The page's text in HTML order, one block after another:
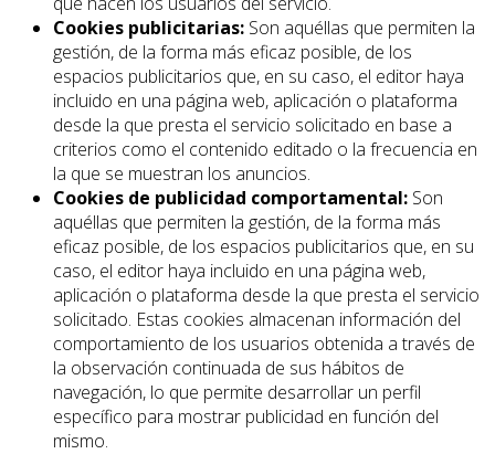
Cookies publicitarias: Son aquéllas que permiten la
gestión, de la forma más eficaz posible, de los
espacios publicitarios que, en su caso, el editor haya
incluido en una página web, aplicación o plataforma
desde la que presta el servicio solicitado en base a
criterios como el contenido editado o la frecuencia en
la que se muestran los anuncios.
Cookies de publicidad comportamental: Son
aquéllas que permiten la gestión, de la forma más
eficaz posible, de los espacios publicitarios que, en su
caso, el editor haya incluido en una página web,
aplicación o plataforma desde la que presta el servicio
solicitado. Estas cookies almacenan información del
comportamiento de los usuarios obtenida a través de
la observación continuada de sus hábitos de
navegación, lo que permite desarrollar un perfil
específico para mostrar publicidad en función del
mismo.